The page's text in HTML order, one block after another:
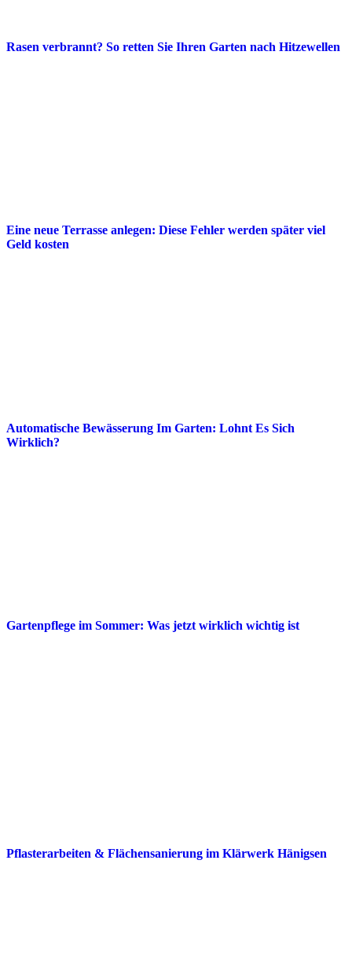
Rasen verbrannt? So retten Sie Ihren Garten nach Hitzewellen
Eine neue Terrasse anlegen: Diese Fehler werden später viel
Geld kosten
Automatische Bewässerung Im Garten: Lohnt Es Sich
Wirklich?
Gartenpflege im Sommer: Was jetzt wirklich wichtig ist
Pflasterarbeiten & Flächensanierung im Klärwerk Hänigsen